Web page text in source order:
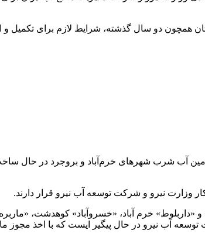
همچون دو سال گذشته، شرایط لازم برای تکمیل و
آب شرب شهرهای خرم‌آباد و بروجرد در حال
وزارت نیرو و شرکت توسعه آب نیرو قرار دارند.
۲۳ سدهای «سراب تلخ»، «کاکاشرف» و «داربلوط» خرم آباد،